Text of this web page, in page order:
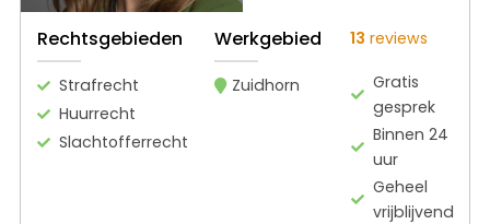
Rechtsgebieden
Strafrecht
Huurrecht
Slachtofferrecht
Werkgebied
Zuidhorn
13 reviews
Gratis
gesprek
Binnen 24
uur
Geheel
vrijblijvend